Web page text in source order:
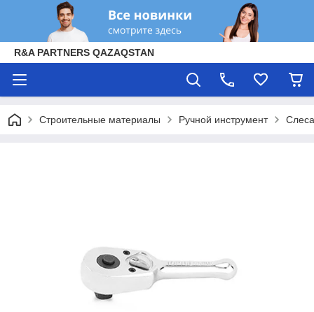
R&A PARTNERS QAZAQSTAN
Строительные материалы Ручной инструмент